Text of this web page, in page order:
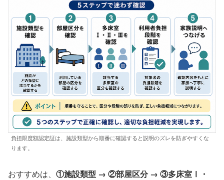
負担限度額認定証は、施設類型から順番に確認すると説明のズレを防ぎやすくな
ります。
おすすめは、 ①施設類型 → ②部屋区分 → ③多床室Ⅰ・